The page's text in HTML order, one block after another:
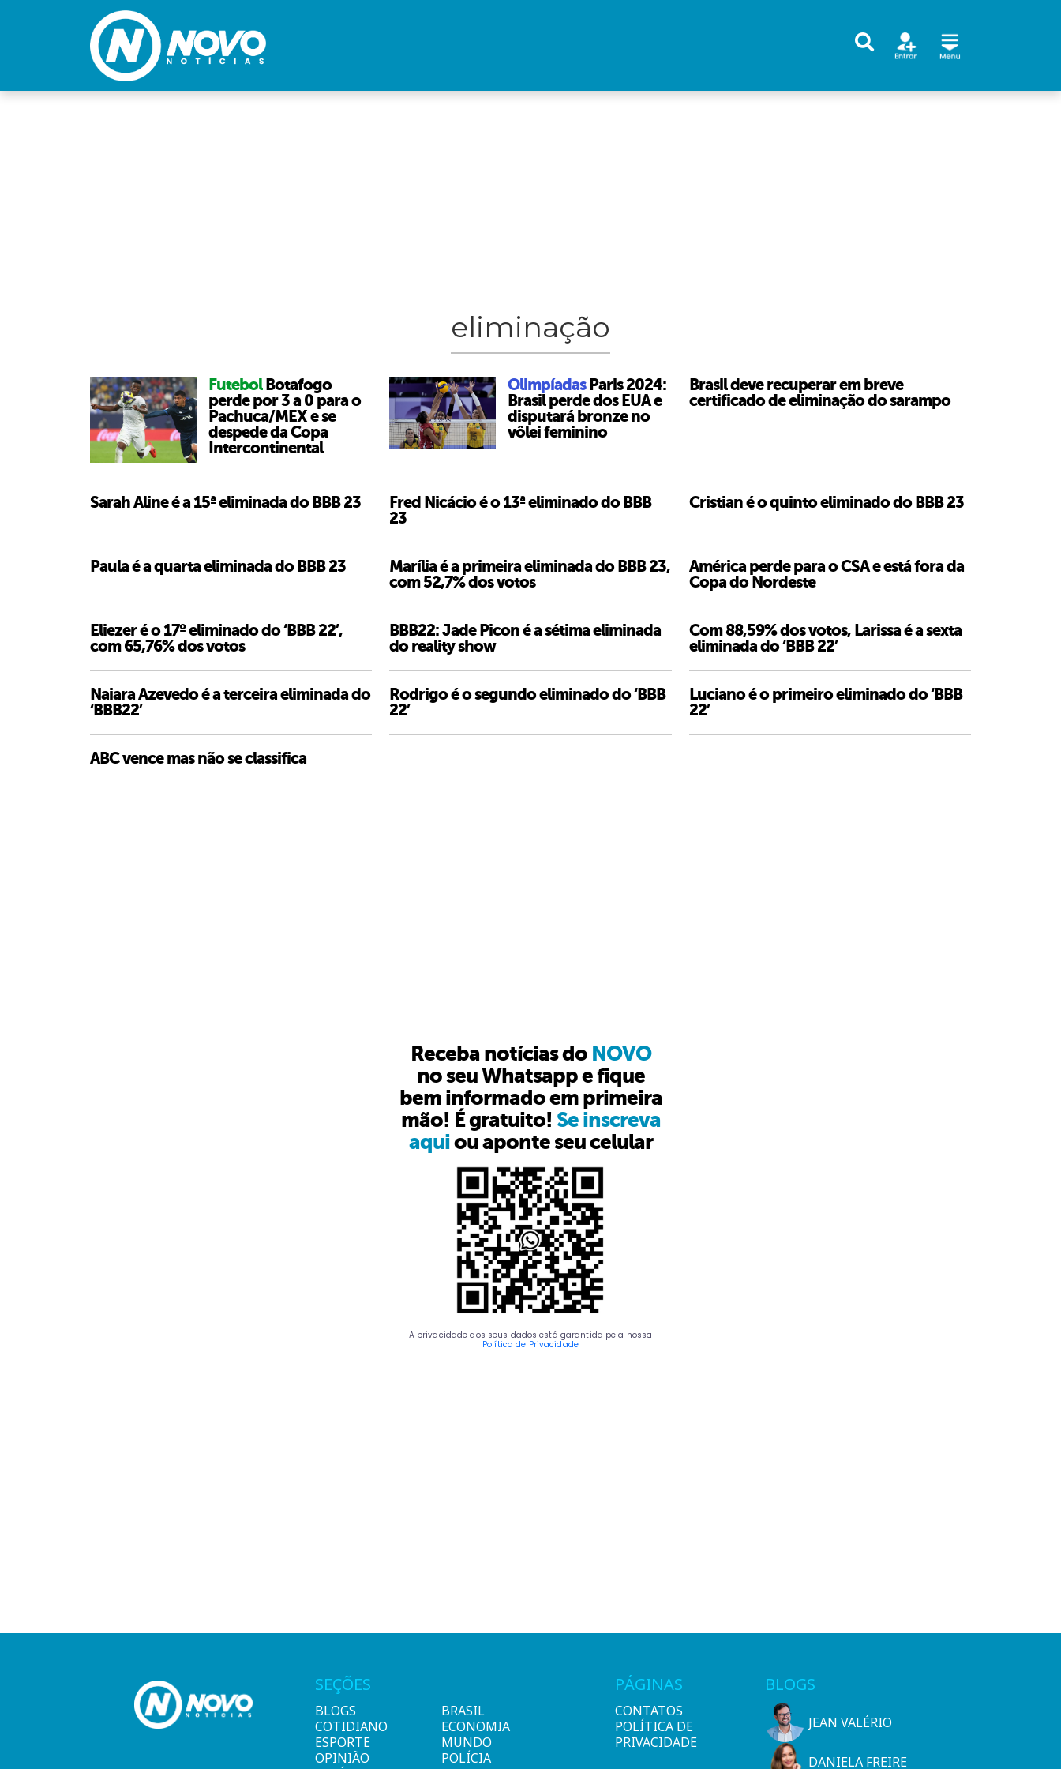
eliminação
Futebol Botafogo
perde por 3 a 0 para o
Pachuca/MEX e se
despede da Copa
Intercontinental
Olimpíadas Paris 2024:
Brasil perde dos EUA e
disputará bronze no
vôlei feminino
Brasil deve recuperar em breve
certificado de eliminação do sarampo
Sarah Aline é a 15ª eliminada do BBB 23
Fred Nicácio é o 13ª eliminado do BBB
23
Cristian é o quinto eliminado do BBB 23
Paula é a quarta eliminada do BBB 23
Marília é a primeira eliminada do BBB 23,
com 52,7% dos votos
América perde para o CSA e está fora da
Copa do Nordeste
Eliezer é o 17º eliminado do ‘BBB 22’,
com 65,76% dos votos
BBB22: Jade Picon é a sétima eliminada
do reality show
Com 88,59% dos votos, Larissa é a sexta
eliminada do ‘BBB 22’
Naiara Azevedo é a terceira eliminada do
‘BBB22’
Rodrigo é o segundo eliminado do ‘BBB
22’
Luciano é o primeiro eliminado do ‘BBB
22’
ABC vence mas não se classifica
Receba notícias do NOVO
no seu Whatsapp e fique
bem informado em primeira
mão! É gratuito! Se inscreva
aquiou aponte seu celular
A privacidade dos seus dados está garantida pela nossa
Política de Privacidade
SEÇÕES
BLOGS
BRASIL
COTIDIANO
ECONOMIA
ESPORTE
MUNDO
OPINIÃO
POLÍCIA
PÁGINAS
CONTATOS
POLÍTICA DE
PRIVACIDADE
BLOGS
JEAN VALÉRIO
DANIELA FREIRE